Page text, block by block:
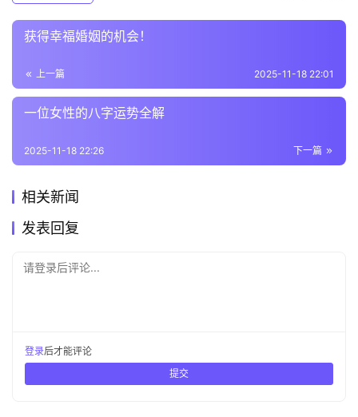
获得幸福婚姻的机会！
上一篇 2025-11-18 22:01
一位女性的八字运势全解
下一篇
2025-11-18 22:26
相关新闻
发表回复
请登录后评论...
登录后才能评论
提交